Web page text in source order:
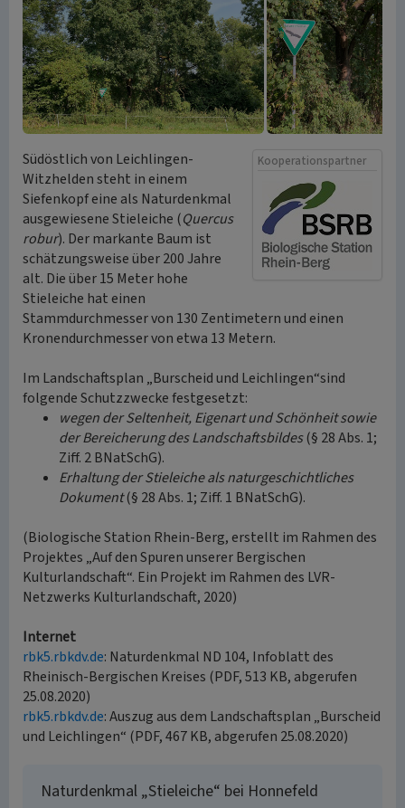
Kooperationspartner
Südöstlich von Leichlingen-
Witzhelden steht in einem
Siefenkopf eine als Naturdenkmal
ausgewiesene Stieleiche (Quercus
robur). Der markante Baum ist
schätzungsweise über 200 Jahre
alt. Die über 15 Meter hohe
Stieleiche hat einen
Stammdurchmesser von 130 Zentimetern und einen
Kronendurchmesser von etwa 13 Metern.
Im Landschaftsplan „Burscheid und Leichlingen“sind
folgende Schutzzwecke festgesetzt:
wegen der Seltenheit, Eigenart und Schönheit sowie
der Bereicherung des Landschaftsbildes(§ 28 Abs. 1;
Ziff. 2 BNatSchG).
Erhaltung der Stieleiche als naturgeschichtliches
Dokument(§ 28 Abs. 1; Ziff. 1 BNatSchG).
(Biologische Station Rhein-Berg, erstellt im Rahmen des
Projektes „Auf den Spuren unserer Bergischen
Kulturlandschaft“. Ein Projekt im Rahmen des LVR-
Netzwerks Kulturlandschaft, 2020)
Internet
rbk5.rbkdv.de: Naturdenkmal ND 104, Infoblatt des
Rheinisch-Bergischen Kreises (PDF, 513 KB, abgerufen
25.08.2020)
rbk5.rbkdv.de: Auszug aus dem Landschaftsplan „Burscheid
und Leichlingen“ (PDF, 467 KB, abgerufen 25.08.2020)
Naturdenkmal „Stieleiche“ bei Honnefeld